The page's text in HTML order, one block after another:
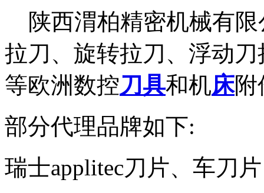
陕西渭柏精密机械有限
拉刀、旋转拉刀、浮动
等欧洲数控刀具和机床附
部分代理品牌如下:
瑞士applitec刀片、车刀片